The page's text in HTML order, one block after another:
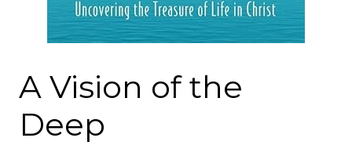
A Vision of the
Deep